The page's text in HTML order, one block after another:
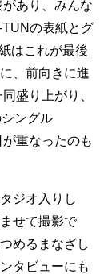
あり、みんな
の表紙とグ
はこれが最後
、前向きに進
盛り上がり、
ングル
重なったのも
ジオ入りし
せて撮影で
めるまなざし
タビューにも